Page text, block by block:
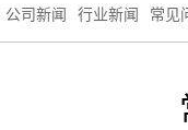
公司新闻 行业新闻 常见